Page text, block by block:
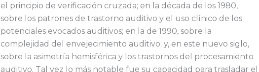
el principio de verificación cruzada; en la década de los 1980,
sobre los patrones de trastorno auditivo y el uso clínico de los
potenciales evocados auditivos; en la de 1990, sobre la
complejidad del envejecimiento auditivo; y, en este nuevo siglo,
sobre la asimetría hemisférica y los trastornos del procesamiento
auditivo. Tal vez lo más notable fue su capacidad para trasladar el